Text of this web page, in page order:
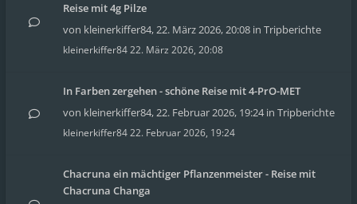
Reise mit 4g Pilze
von kleinerkiffer84,22. März 2026, 20:08 in Tripberichte
kleinerkiffer8422. März 2026, 20:08
In Farben zergehen - schöne Reise mit 4-PrO-MET
von kleinerkiffer84,22. Februar 2026, 19:24in Tripberichte
kleinerkiffer8422. Februar 2026, 19:24
Chacruna ein mächtiger Pflanzenmeister - Reise mit
Chacruna Changa